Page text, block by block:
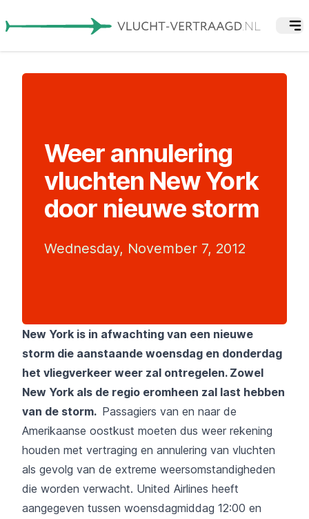
Weer annulering
vluchten New York
door nieuwe storm
Wednesday, November 7, 2012
New York is in afwachting van een nieuwe
storm die aanstaande woensdag en donderdag
het vliegverkeer weer zal ontregelen. Zowel
New York als de regio eromheen zal last hebben
van de storm. Passagiers van en naar de
Amerikaanse oostkust moeten dus weer rekening
houden met vertraging en annulering van vluchten
als gevolg van de extreme weersomstandigheden
die worden verwacht. United Airlines heeft
aangegeven tussen woensdagmiddag 12:00 en